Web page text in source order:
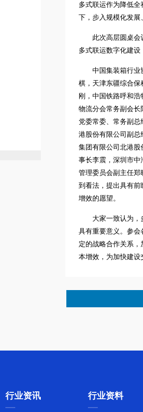
多式联运作为降低
下，步入规模化发展
此次高层圆桌
多式联运数字化建
中国集装箱行业
棋，天津东疆综合
刚，中国铁路呼和
物流分会常务副会
党委常委、常务副
港股份有限公司副
集团有限公司北港
事长李震，深圳市
管理委员会副主任
到看法，提出具有
增效的愿望。
大家一致认为
具有重要意义。参会
定的战略合作关系
本增效，为加快建
行业资讯 行业资料